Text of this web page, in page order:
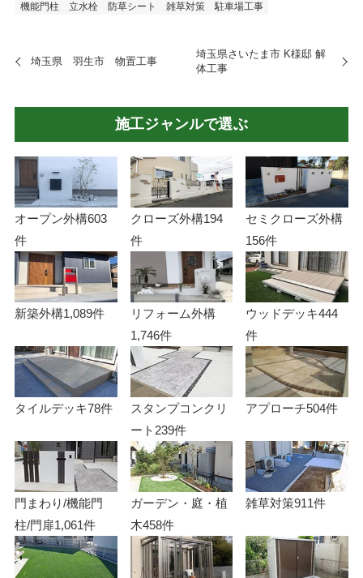
機能門柱
立水栓 防草シート 雑草対策 駐車場工事
埼玉県 羽生市 物置工事
埼玉県さいたま市 K様邸 解
体工事
施工ジャンルで選ぶ
オープン外構603
件
クローズ外構194
件
セミクローズ外構
156件
新築外構1,089件
リフォーム外構
1,746件
ウッドデッキ444
件
タイルデッキ78件
スタンプコンクリ
ート 239件
アプローチ504件
門まわり/機能門
柱/門扉1,061件
ガーデン・庭・植
木458件
雑草対策911件